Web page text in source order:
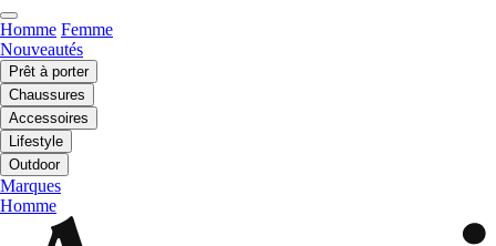
Homme Femme
Nouveautés
Prêt à porter
Chaussures
Accessoires
Lifestyle
Outdoor
Marques
Homme